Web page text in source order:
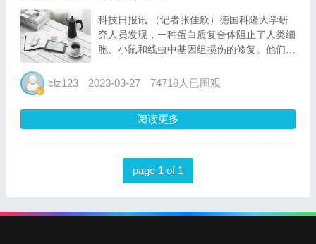
科技日报讯 （记者张佳欣）德国科隆大学研
究人员发现，一种蛋白质复合体阻止了人类细
胞、小鼠和线虫中基因组损伤的修复。他们还
文发表在23日的《自然·结构与分子生物学》
的dream复合...
clz123 2023-03-27 74718人已围观
阅读更多
page 1 of 1